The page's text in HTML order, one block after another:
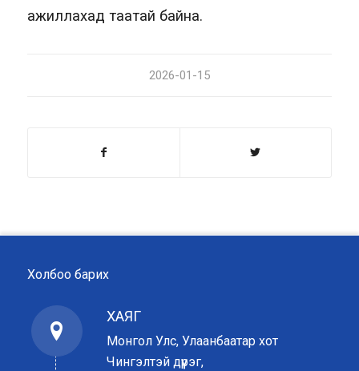
ажиллахад таатай байна.
2026-01-15
Холбоо барих
ХАЯГ
Монгол Улс, Улаанбаатар хот
Чингэлтэй дүүрэг,